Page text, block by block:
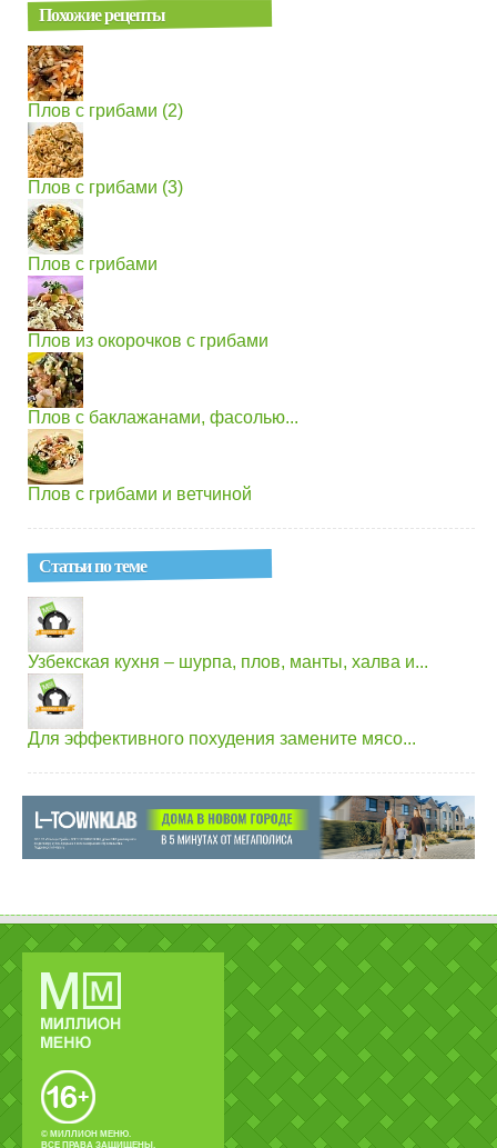
Похожие рецепты
Плов с грибами (2)
Плов с грибами (3)
Плов с грибами
Плов из окорочков с грибами
Плов с баклажанами, фасолью...
Плов с грибами и ветчиной
Статьи по теме
Узбекская кухня – шурпа, плов, манты, халва и...
Для эффективного похудения замените мясо...
© МИЛЛИОН МЕНЮ.
ВСЕ ПРАВА ЗАЩИЩЕНЫ.